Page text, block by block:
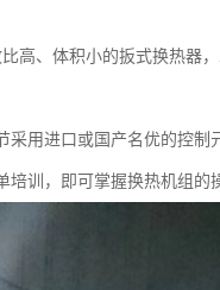
高、体积小的扳式换热器
采用进口或国产名优的控制
训，即可掌握换热机组的